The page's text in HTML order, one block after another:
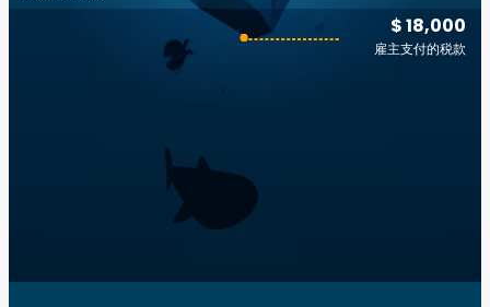
$ 18,000
雇主支付的税款